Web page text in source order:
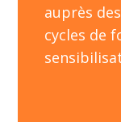
auprès
cycles de